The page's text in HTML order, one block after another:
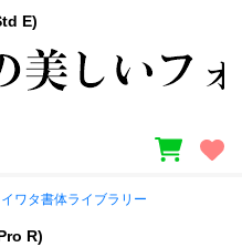
E)
イワタ書体ライブラリー
R)